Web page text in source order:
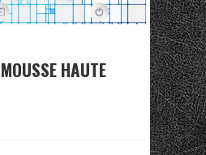
MOUSSE HAUTE